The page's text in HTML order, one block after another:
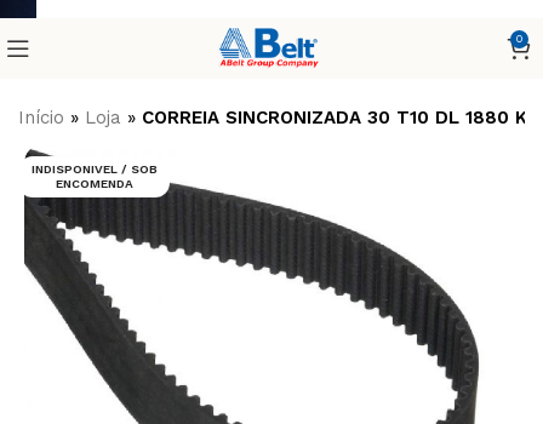
0
Início » Loja » CORREIA SINCRONIZADA 30 T10 DL 1880
INDISPONIVEL / SOB
ENCOMENDA